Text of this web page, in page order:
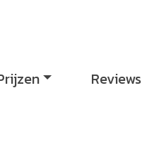
Reviews